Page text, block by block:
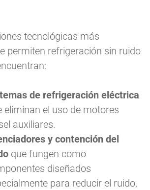
tecnológicas más
permiten refrigeración sin ruido
de refrigeración eléctrica
eliminan el uso de motores
auxiliares.
y contención del
que fungen como
diseñados
para reducir el ruido,